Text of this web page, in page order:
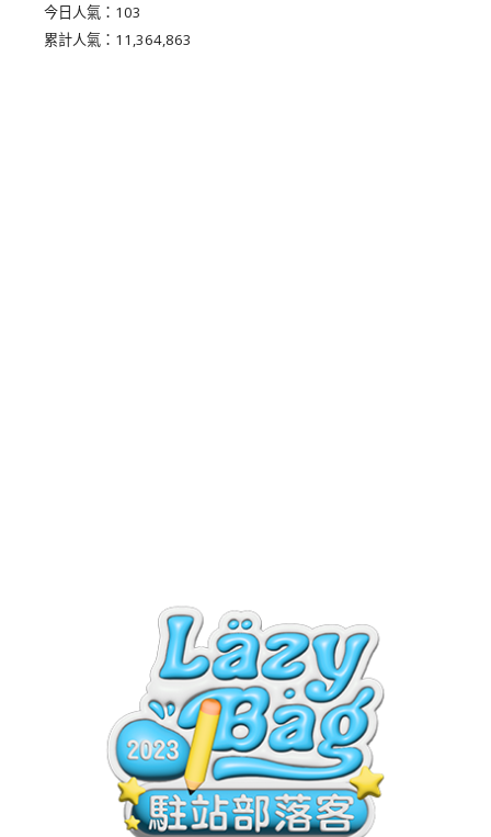
今日人氣： 103
累計人氣： 11,364,863